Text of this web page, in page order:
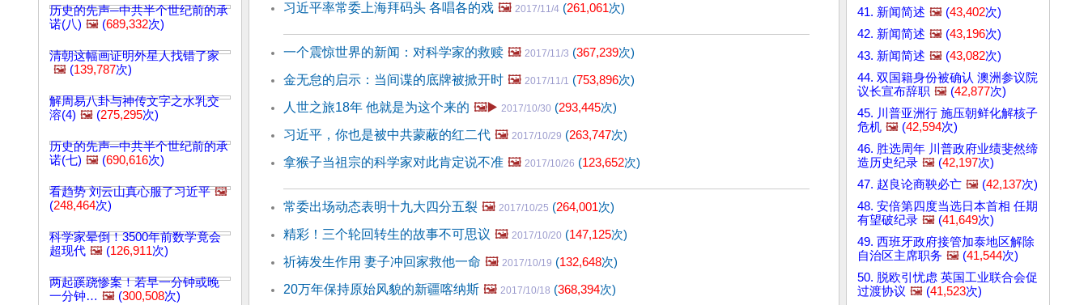
历史的先声─中共半个世纪前的承
诺(八) 🖼️ (689,332次)
清朝这幅画证明外星人找错了家
🖼️ (139,787次)
解周易八卦与神传文字之水乳交
溶(4) 🖼️ (275,295次)
历史的先声─中共半个世纪前的承
诺(七) 🖼️ (690,616次)
看趋势 刘云山真心服了习近平 🖼️
(248,464次)
科学家晕倒！3500年前数学竟会
超现代 🖼️ (126,911次)
两起蹊跷惨案！若早一分钟或晚
一分钟… 🖼️ (300,508次)
习近平率常委上海拜码头 各唱各的戏 🖼️ 2017/11/4 (261,061次)
一个震惊世界的新闻：对科学家的救赎 🖼️ 2017/11/3 (367,239次)
金无怠的启示：当间谍的底牌被掀开时 🖼️ 2017/11/1 (753,896次)
人世之旅18年 他就是为这个来的 🖼️▶️ 2017/10/30 (293,445次)
习近平，你也是被中共蒙蔽的红二代 🖼️ 2017/10/29 (263,747次)
拿猴子当祖宗的科学家对此肯定说不准 🖼️ 2017/10/26 (123,652次)
常委出场动态表明十九大四分五裂 🖼️ 2017/10/25 (264,001次)
精彩！三个轮回转生的故事不可思议 🖼️ 2017/10/20 (147,125次)
祈祷发生作用 妻子冲回家救他一命 🖼️ 2017/10/19 (132,648次)
20万年保持原始风貌的新疆喀纳斯 🖼️ 2017/10/18 (368,394次)
41. 新闻简述 🖼️ (43,402次)
42. 新闻简述 🖼️ (43,196次)
43. 新闻简述 🖼️ (43,082次)
44. 双国籍身份被确认 澳洲参议院
议长宣布辞职 🖼️ (42,877次)
45. 川普亚洲行 施压朝鲜化解核子
危机 🖼️ (42,594次)
46. 胜选周年 川普政府业绩斐然缔
造历史纪录 🖼️ (42,197次)
47. 赵良论商鞅必亡 🖼️ (42,137次)
48. 安倍第四度当选日本首相 任期
有望破纪录 🖼️ (41,649次)
49. 西班牙政府接管加泰地区解除
自治区主席职务 🖼️ (41,544次)
50. 脱欧引忧虑 英国工业联合会促
过渡协议 🖼️ (41,523次)